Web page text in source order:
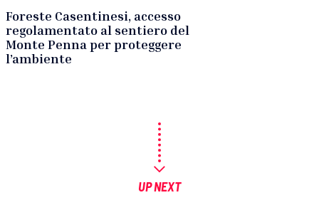
Foreste Casentinesi, accesso
regolamentato al sentiero del
Monte Penna per proteggere
l’ambiente
UP NEXT